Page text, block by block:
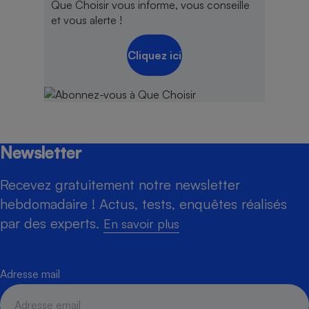
Que Choisir vous informe, vous conseille
et vous alerte !
Cliquez ici
Newsletter
Recevez gratuitement notre newsletter
hebdomadaire ! Actus, tests, enquêtes réalisés
par des experts. En savoir plus
Adresse mail